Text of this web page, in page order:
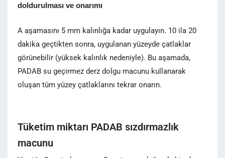
doldurulması ve onarımı
A aşamasını 5 mm kalınlığa kadar uygulayın. 10 ila 20
dakika geçtikten sonra, uygulanan yüzeyde çatlaklar
görünebilir (yüksek kalınlık nedeniyle). Bu aşamada,
PADAB su geçirmez derz dolgu macunu kullanarak
oluşan tüm yüzey çatlaklarını tekrar onarın.
Tüketim miktarı PADAB sızdırmazlık
macunu